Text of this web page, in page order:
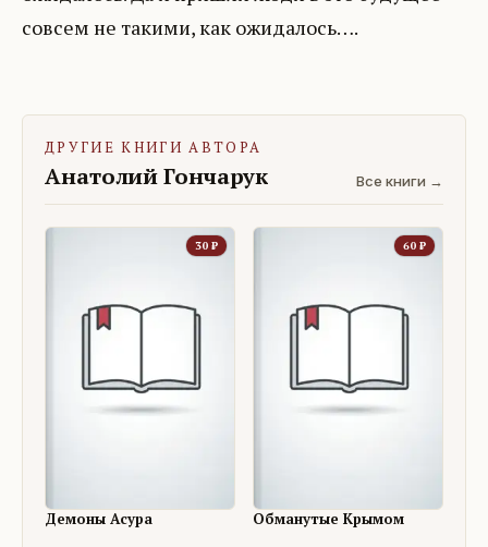
совсем не такими, как ожидалось….
ДРУГИЕ КНИГИ АВТОРА
Анатолий Гончарук Все книги →
30 ₽
Демоны Асура
60 ₽
Обманутые Крымом